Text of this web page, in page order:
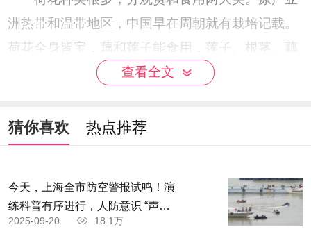
洲热带和温带地区，中国早在周朝就有栽培记载。
荷花全身皆宝，藕和莲子能食用，莲子、根茎、藕
节、荷叶、花及种子的胚芽等都可入药。其出污泥
查看全文
猜你喜欢 热点推荐
今天，上海全市防空警报试鸣！演
练科普有序进行，人防意识 “声入
人心”
2025-09-20 18.1万